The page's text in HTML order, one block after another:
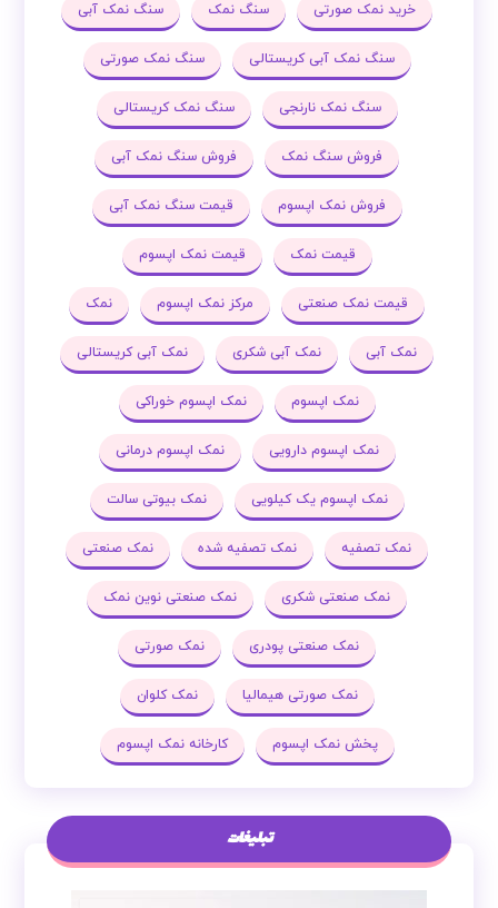
خرید نمک صورتی سنگ نمک سنگ نمک آبی
سنگ نمک آبی کریستالی سنگ نمک صورتی
سنگ نمک نارنجی سنگ نمک کریستالی
فروش سنگ نمک فروش سنگ نمک آبی
فروش نمک اپسوم قیمت سنگ نمک آبی
قیمت نمک قیمت نمک اپسوم
قیمت نمک صنعتی مرکز نمک اپسوم نمک
نمک آبی نمک آبی شکری نمک آبی کریستالی
نمک اپسوم نمک اپسوم خوراکی
نمک اپسوم دارویی نمک اپسوم درمانی
نمک اپسوم یک کیلویی نمک بیوتی سالت
نمک تصفیه نمک تصفیه شده نمک صنعتی
نمک صنعتی شکری نمک صنعتی نوین نمک
نمک صنعتی پودری نمک صورتی
نمک صورتی هیمالیا نمک کلوان
پخش نمک اپسوم کارخانه نمک اپسوم
تبلیغات